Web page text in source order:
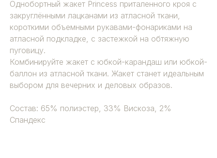
Однобортный жакет Princess приталенного кроя с
закруглёнными лацканами из атласной ткани,
короткими объемными рукавами-фонариками на
атласной подкладке, с застежкой на обтяжную
пуговицу.
Комбинируйте жакет с юбкой-карандаш или юбкой-
баллон из атласной ткани. Жакет станет идеальным
выбором для вечерних и деловых образов.
Состав: 65% полиэстер, 33% Вискоза, 2%
Спандекс